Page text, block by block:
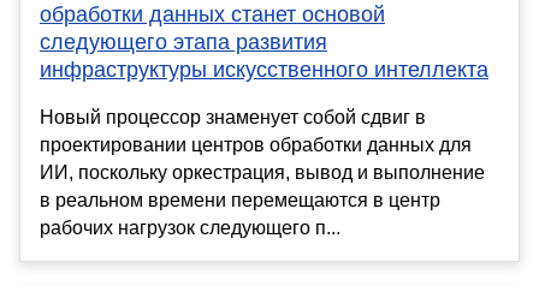
обработки данных станет основой
следующего этапа развития
инфраструктуры искусственного интеллекта
Новый процессор знаменует собой сдвиг в
проектировании центров обработки данных для
ИИ, поскольку оркестрация, вывод и выполнение
в реальном времени перемещаются в центр
рабочих нагрузок следующего п...